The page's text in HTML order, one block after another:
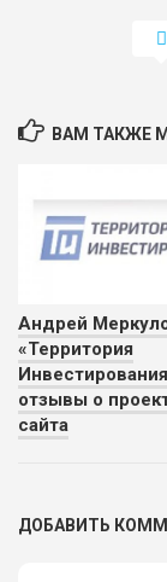
ВАМ ТАКЖЕ
Андрей
«Территория
отзывы о
сайта
ДОБАВИТЬ